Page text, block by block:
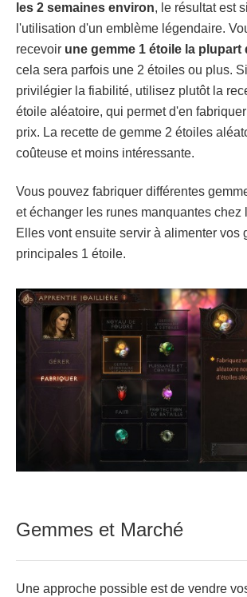
les 2 semaines environ, le résultat est
l'utilisation d'un emblème légendaire.
recevoir une gemme 1 étoile la plupart
cela sera parfois une 2 étoiles ou plus.
privilégier la fiabilité, utilisez plutôt la
étoile aléatoire, qui permet d'en
prix. La recette de gemme 2 étoiles
coûteuse et moins intéressante.
Vous pouvez fabriquer différentes
et échanger les runes manquantes chez
Elles vont ensuite servir à alimenter vos
principales 1 étoile.
Gemmes et Marché
Une approche possible est de vendre